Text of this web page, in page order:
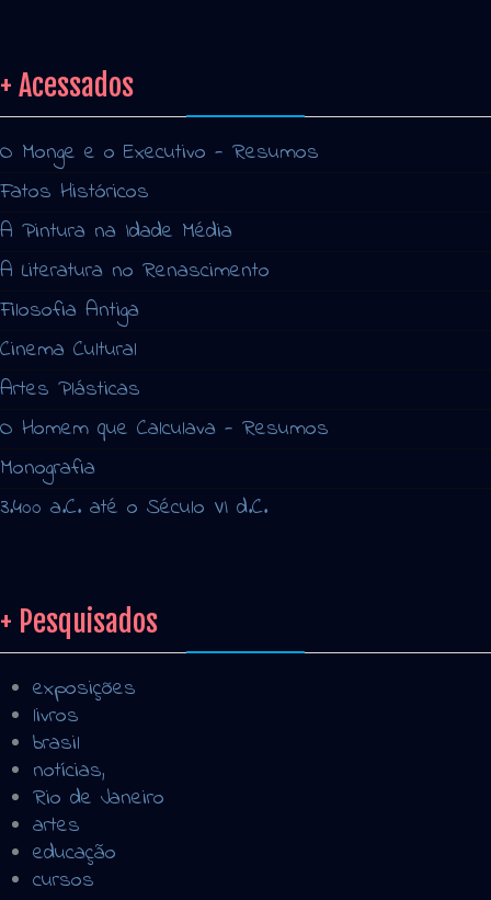
+ Acessados
O Monge e o Executivo - Resumos
Fatos Históricos
A Pintura na Idade Média
A Literatura no Renascimento
Filosofia Antiga
Cinema Cultural
Artes Plásticas
O Homem que Calculava - Resumos
Monografia
3.400 a.C. até o Século VI d.C.
+ Pesquisados
exposições
livros
brasil
notícias,
Rio de Janeiro
artes
educação
cursos